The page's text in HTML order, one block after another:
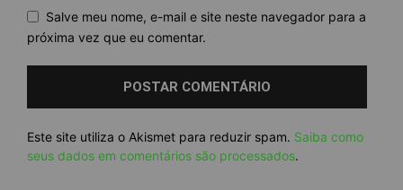
Salve meu nome, e-mail e site neste navegador para a
próxima vez que eu comentar.
Este site utiliza o Akismet para reduzir spam. Saiba como
seus dados em comentários são processados.